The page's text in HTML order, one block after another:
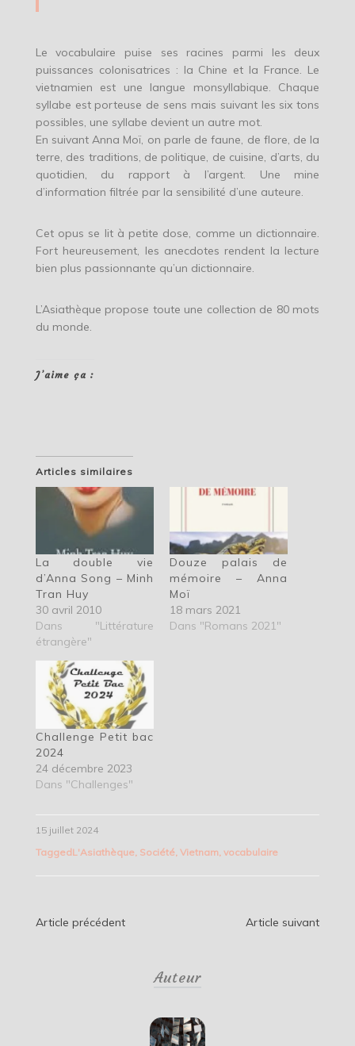
Le vocabulaire puise ses racines parmi les deux
puissances colonisatrices : la Chine et la France. Le
vietnamien est une langue monsyllabique. Chaque
syllabe est porteuse de sens mais suivant les six tons
possibles, une syllabe devient un autre mot.
En suivant Anna Moï, on parle de faune, de flore, de la
terre, des traditions, de politique, de cuisine, d’arts, du
quotidien, du rapport à l’argent. Une mine
d’information filtrée par la sensibilité d’une auteure.
Cet opus se lit à petite dose, comme un dictionnaire.
Fort heureusement, les anecdotes rendent la lecture
bien plus passionnante qu’un dictionnaire.
L’Asiathèque propose toute une collection de 80 mots
du monde.
J’aime ça :
Articles similaires
La double vie
d’Anna Song – Minh
Tran Huy
30 avril 2010
Dans "Littérature
étrangère"
Douze palais de
mémoire – Anna
Moï
18 mars 2021
Dans "Romans 2021"
Challenge Petit bac
2024
24 décembre 2023
Dans "Challenges"
15 juillet 2024
TaggedL'Asiathèque, Société Vietnam, vocabulaire
Navigation
Article précédent Article suivant
Auteur